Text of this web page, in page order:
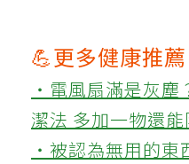
💪更多健康推薦
‧電風扇滿是灰塵
潔法 多加一物還
‧被認為無用的東